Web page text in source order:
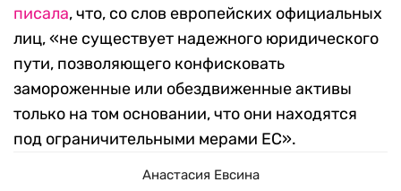
писала, что, со слов европейских официальных
лиц, «не существует надежного юридического
пути, позволяющего конфисковать
замороженные или обездвиженные активы
только на том основании, что они находятся
под ограничительными мерами ЕС».
Анастасия Евсина